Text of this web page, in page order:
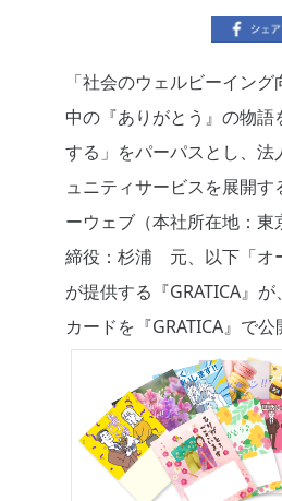
「社会のウェルビーイン
中の『ありがとう』の物語
する」をパーパスとし、法
ュニティサービスを展開す
ーウェブ（本社所在地：東
締役：杉浦 元、以下「オ
が提供する『GRATICA』
カードを『GRATICA』で公